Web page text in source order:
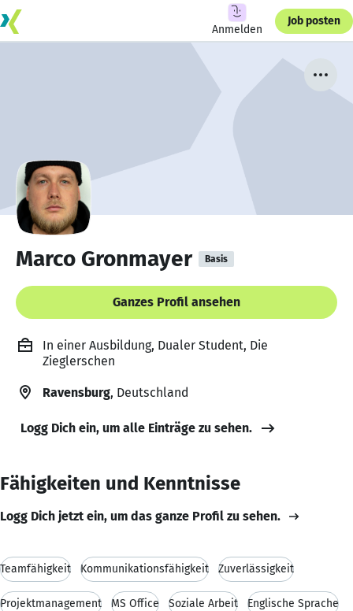
Anmelden
Job posten
Marco Gronmayer Basis
Ganzes Profil ansehen
In einer Ausbildung, Dualer Student, Die
Zieglerschen
Ravensburg, Deutschland
Logg Dich ein, um alle Einträge zu sehen.
Fähigkeiten und Kenntnisse
Logg Dich jetzt ein, um das ganze Profil zu sehen.
Teamfähigkeit Kommunikationsfähigkeit Zuverlässigkeit
Projektmanagement MS Office Soziale Arbeit Englische Sprache